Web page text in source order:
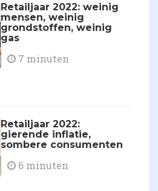
Retailjaar 2022: weinig
mensen, weinig
grondstoffen, weinig
gas
7 minuten
Retailjaar 2022:
gierende inflatie,
sombere consumenten
6 minuten